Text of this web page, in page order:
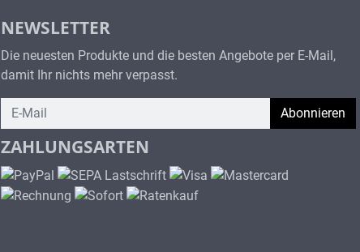
NEWSLETTER
Die neuesten Produkte und die besten Angebote per E-Mail,
damit Ihr nichts mehr verpasst.
Newsletter Abonnieren
ZAHLUNGSARTEN